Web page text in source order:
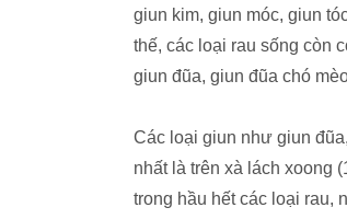
giun kim, giun móc, giun
thế, các loại rau sống còn
giun đũa, giun đũa chó
Các loại giun như giun
nhất là trên xà lách xoong
trong hầu hết các loại rau,